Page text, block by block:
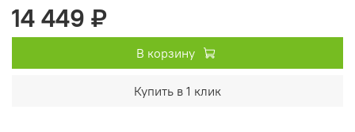
14 449 ₽
В корзину
Купить в 1 клик